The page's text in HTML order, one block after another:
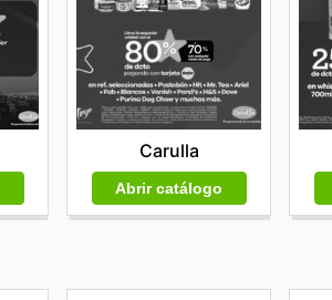
Carulla
Abrir catálogo